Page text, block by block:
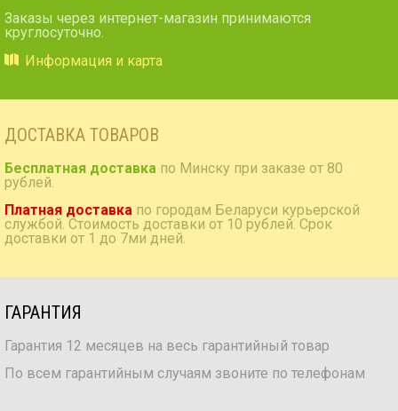
Заказы через интернет-магазин принимаются
круглосуточно.
Информация и карта
ДОСТАВКА ТОВАРОВ
Бесплатная доставка по Минску при заказе от 80
рублей.
Платная доставка по городам Беларуси курьерской
службой. Стоимость доставки от 10 рублей. Срок
доставки от 1 до 7ми дней.
ГАРАНТИЯ
Гарантия 12 месяцев на весь гарантийный товар
По всем гарантийным случаям звоните по телефонам